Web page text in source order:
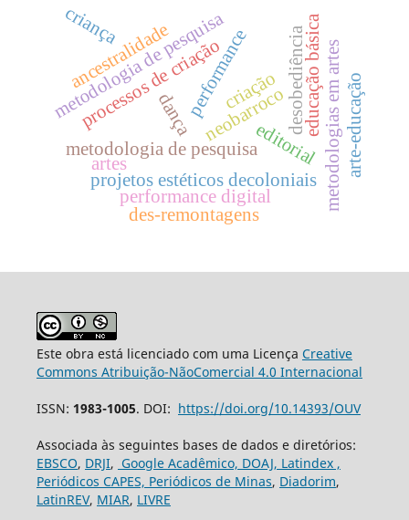
metodologia de pesquisa
metodologia de pesquisa
processos de criação
artes
dançaperformance
projetos estéticos decoloniais
ancestralidade
neobarrocodesobediência
editorialmetodologias em artes
performance digital
des-remontagens
criação
criança educação básica arte-educação
Este obra está licenciado com uma Licença Creative
Commons Atribuição-NãoComercial 4.0 Internacional
ISSN: 1983-1005. DOI: https://doi.org/10.14393/OUV
Associada às seguintes bases de dados e diretórios:
EBSCO, DRJI, Google Acadêmico, DOAJ, Latindex ,
Periódicos CAPES, Periódicos de Minas, Diadorim,
LatinREV, MIAR, LIVRE